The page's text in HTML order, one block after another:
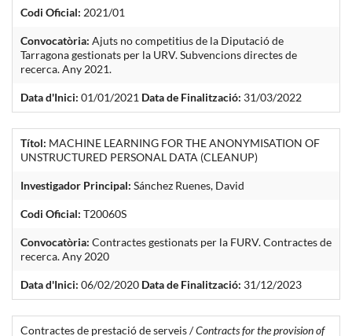
Codi Oficial: 2021/01
Convocatòria: Ajuts no competitius de la Diputació de
Tarragona gestionats per la URV. Subvencions directes de
recerca. Any 2021.
Data d'Inici: 01/01/2021 Data de Finalització: 31/03/2022
Títol: MACHINE LEARNING FOR THE ANONYMISATION OF
UNSTRUCTURED PERSONAL DATA (CLEANUP)
Investigador Principal: Sánchez Ruenes, David
Codi Oficial: T20060S
Convocatòria: Contractes gestionats per la FURV. Contractes de
recerca. Any 2020
Data d'Inici: 06/02/2020 Data de Finalització: 31/12/2023
Contractes de prestació de serveis /Contracts for the provision of